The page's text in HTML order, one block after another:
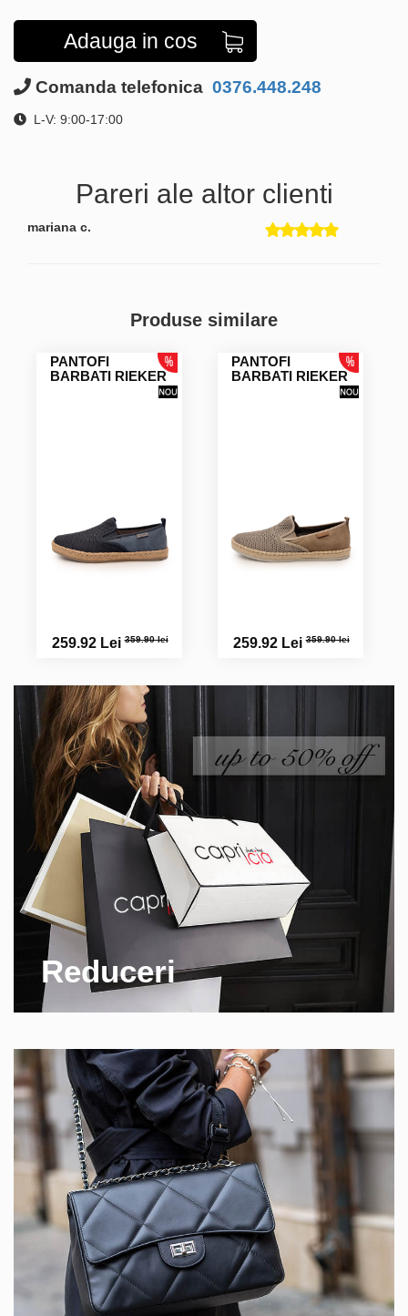
Adauga in cos
Comanda telefonica 0376.448.248
L-V: 9:00-17:00
Pareri ale altor clienti
mariana c.
Produse similare
PANTOFI
BARBATI RIEKER
259.92 Lei359.90 lei
PANTOFI
BARBATI RIEKER
259.92 Lei359.90 lei
Reduceri